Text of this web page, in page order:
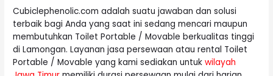
Cubiclephenolic.com adalah suatu jawaban dan solusi
terbaik bagi Anda yang saat ini sedang mencari maupun
membutuhkan Toilet Portable / Movable berkualitas tinggi
di Lamongan. Layanan jasa persewaan atau rental Toilet
Portable / Movable yang kami sediakan untukwilayah